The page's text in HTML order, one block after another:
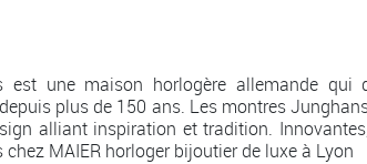
est une maison horlogère allemande qui
plus de 150 ans. Les montres
alliant inspiration et tradition.
MAIER horloger bijoutier de luxe à Lyon